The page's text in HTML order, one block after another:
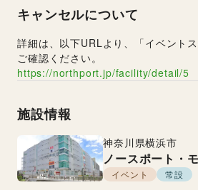
キャンセルについて
詳細は、以下URLより、「イベント
ご確認ください。
https://northport.jp/facility/detail/5
施設情報
神奈川県横浜市
ノースポート・
イベント 常設